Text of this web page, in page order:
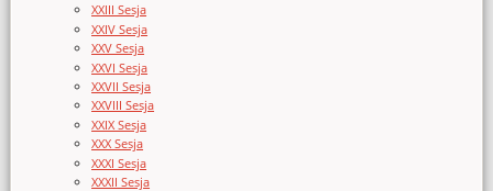
XXIII Sesja
XXIV Sesja
XXV Sesja
XXVI Sesja
XXVII Sesja
XXVIII Sesja
XXIX Sesja
XXX Sesja
XXXI Sesja
XXXII Sesja